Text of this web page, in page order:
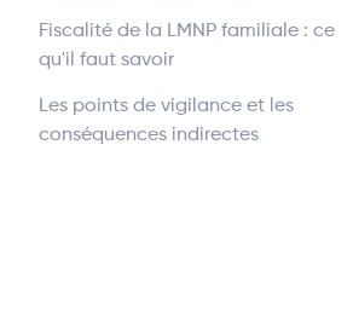
Fiscalité de la LMNP familiale : ce
qu'il faut savoir
Les points de vigilance et les
conséquences indirectes